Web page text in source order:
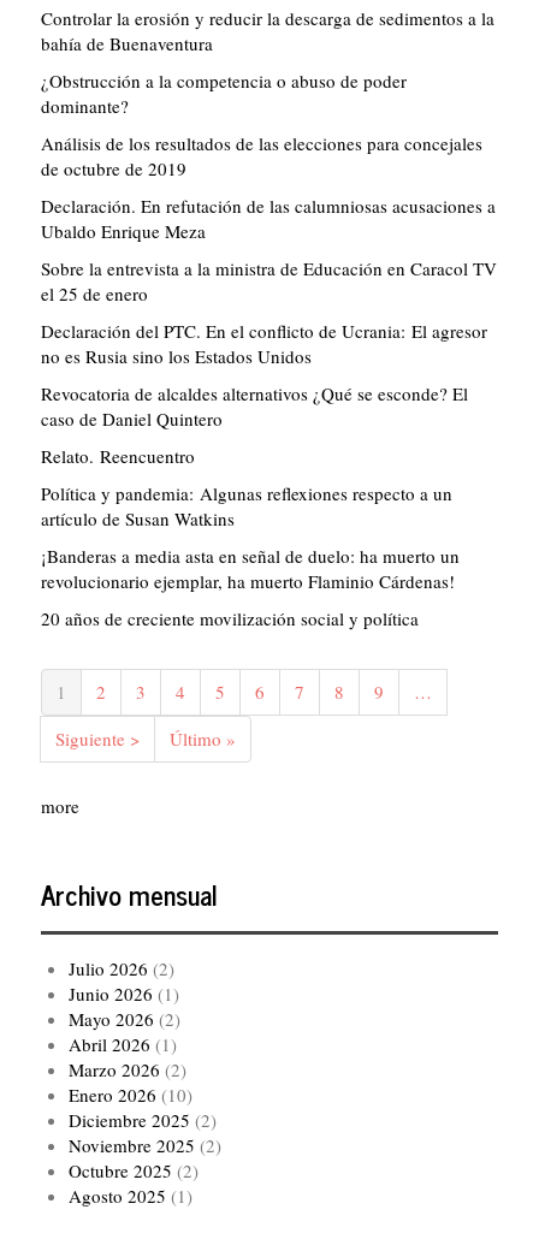
Controlar la erosión y reducir la descarga de sedimentos a la
bahía de Buenaventura
¿Obstrucción a la competencia o abuso de poder
dominante?
Análisis de los resultados de las elecciones para concejales
de octubre de 2019
Declaración. En refutación de las calumniosas acusaciones a
Ubaldo Enrique Meza
Sobre la entrevista a la ministra de Educación en Caracol TV
el 25 de enero
Declaración del PTC. En el conflicto de Ucrania: El agresor
no es Rusia sino los Estados Unidos
Revocatoria de alcaldes alternativos ¿Qué se esconde? El
caso de Daniel Quintero
Relato. Reencuentro
Política y pandemia: Algunas reflexiones respecto a un
artículo de Susan Watkins
¡Banderas a media asta en señal de duelo: ha muerto un
revolucionario ejemplar, ha muerto Flaminio Cárdenas!
20 años de creciente movilización social y política
Paginación
Página
actual
1 Página
2 Página
3 Página
4 Página
5 Página
6 Página
7 Página
8 Página
9
…
Siguiente
página
Siguiente >
Última
página
Último »
more
Archivo mensual
Julio 2026 (2)
Junio 2026 (1)
Mayo 2026 (2)
Abril 2026 (1)
Marzo 2026 (2)
Enero 2026 (10)
Diciembre 2025 (2)
Noviembre 2025 (2)
Octubre 2025 (2)
Agosto 2025 (1)